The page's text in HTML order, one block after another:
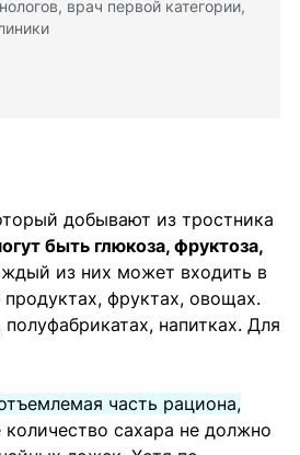
врач первой категории,
добывают из тростника
быть глюкоза, фруктоза,
из них может входить в
фруктах, овощах.
напитках. Для
часть рациона,
количество сахара не должно